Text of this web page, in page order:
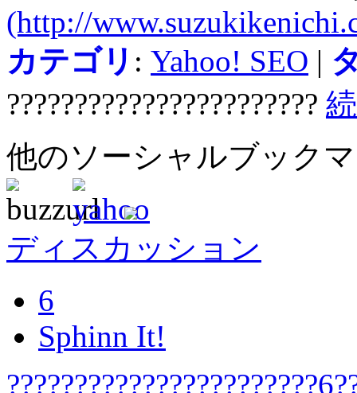
(http://
カテゴリ : Yahoo! SEO |
???????????????????????
他のソーシャルブック
ディスカッション
6
Sphinn It!